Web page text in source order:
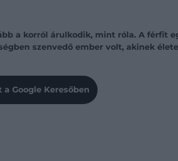
a korról árulkodik, mint róla. A férfit
szenvedő ember volt, akinek
Google Keresőben